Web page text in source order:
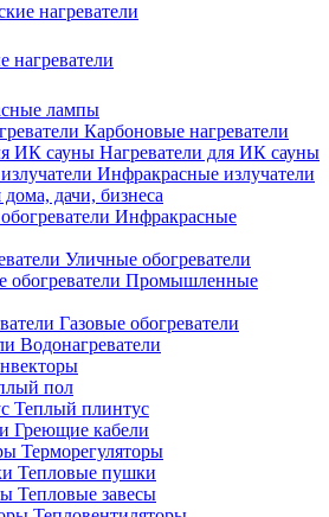
нагреватели
нагреватели
лампы
Карбоновые нагреватели
Нагреватели для ИК сауны
Инфракрасные излучатели
дачи, бизнеса
Инфракрасные
Уличные обогреватели
Промышленные
Газовые обогреватели
Водонагреватели
пол
Теплый плинтус
Греющие кабели
Терморегуляторы
Тепловые пушки
Тепловые завесы